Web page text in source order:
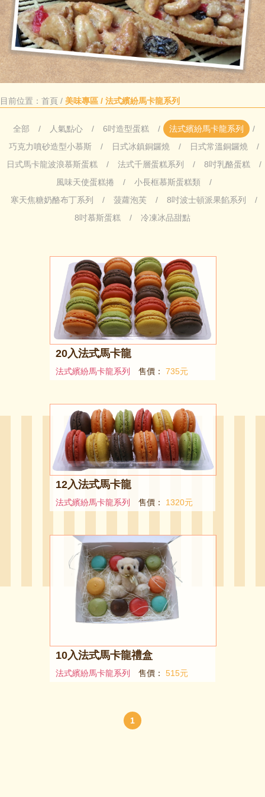
目前位置： 首頁 / 美味專區 / 法式繽紛馬卡龍系列
全部 人氣點心 6吋造型蛋糕
法式繽紛馬卡龍系列
巧克力噴砂造型小慕斯
日式冰鎮銅鑼燒
日式常溫銅鑼燒
日式馬卡龍波浪慕斯蛋糕
法式千層蛋糕系列
8吋乳酪蛋糕
風味天使蛋糕捲
小長框慕斯蛋糕類
寒天焦糖奶酪布丁系列
菠蘿泡芙
8吋波士頓派果餡系列
8吋慕斯蛋糕
冷凍冰品甜點
20入法式馬卡龍
法式繽紛馬卡龍系列 售價： 735元
12入法式馬卡龍
法式繽紛馬卡龍系列 售價： 1320元
10入法式馬卡龍禮盒
法式繽紛馬卡龍系列 售價： 515元
1